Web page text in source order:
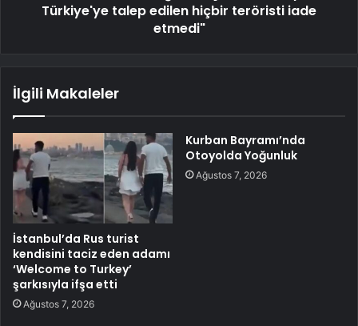
Türkiye'ye talep edilen hiçbir teröristi iade
etmedi"
İlgili Makaleler
İstanbul’da Rus turist
kendisini taciz eden adamı
‘Welcome to Turkey’
şarkısıyla ifşa etti
Ağustos 7, 2026
Kurban Bayramı’nda
Otoyolda Yoğunluk
Ağustos 7, 2026